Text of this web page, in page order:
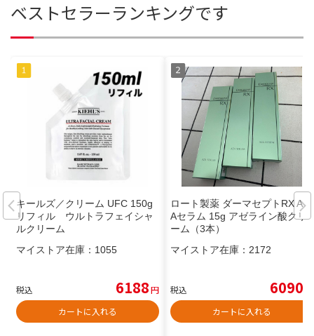
ベストセラーランキングです
キールズ／クリーム UFC 150g
リフィル ウルトラフェイシャ
ルクリーム
マイストア在庫： 1055
税込 6188円
カートに入れる
ロート製薬 ダーマセプトRX AZ
Aセラム 15g アゼライン酸クリ
ーム（3本）
マイストア在庫： 2172
税込 6090
カートに入れる